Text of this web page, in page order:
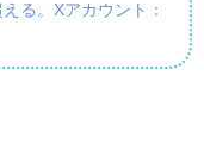
る。Xアカウント：